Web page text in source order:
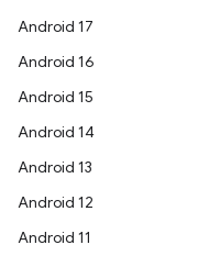
Android 17
Android 16
Android 15
Android 14
Android 13
Android 12
Android 11